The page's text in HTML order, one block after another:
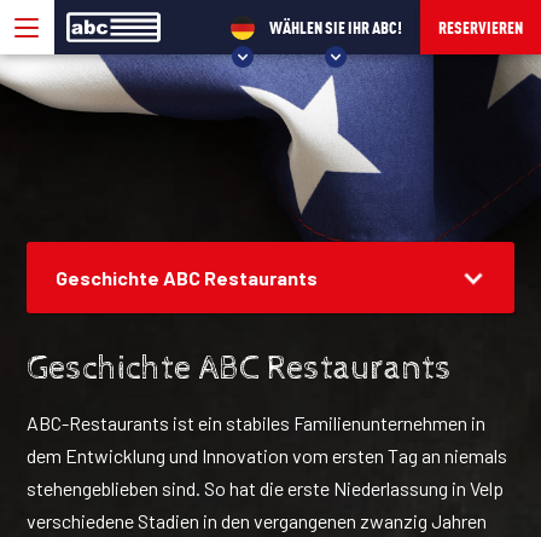
WÄHLEN SIE IHR ABC!
WÄHLEN SIE IHR ABC!
ABC VELP
ABC SEVENUM
ABC ERBIL
ABC SULAYMANIYAH
RESERVIEREN
Geschichte ABC Restaurants
Geschichte ABC Restaurants
ABC-Restaurants ist ein stabiles Familienunternehmen in
dem Entwicklung und Innovation vom ersten Tag an niemals
stehengeblieben sind. So hat die erste Niederlassung in Velp
verschiedene Stadien in den vergangenen zwanzig Jahren